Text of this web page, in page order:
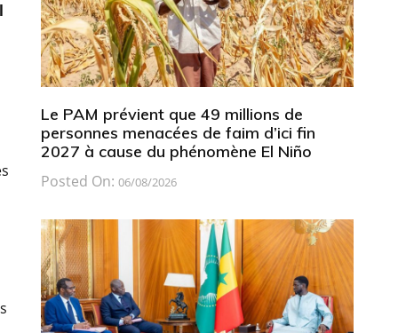
Le PAM prévient que 49 millions de
personnes menacées de faim d’ici fin
2027 à cause du phénomène El Niño
Posted On: 06/08/2026